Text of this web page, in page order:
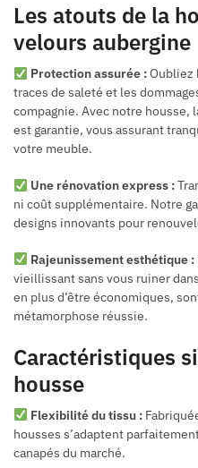
Les atouts de la
velours aubergine
Protection assurée :Oubliez
traces de saleté et les
compagnie. Avec notre housse,
est garantie, vous assurant
votre meuble.
Une rénovation express :
ni coût supplémentaire. Notre
designs innovants pour
Rajeunissement esthétique :
vieillissant sans vous ruiner
en plus d’être économiques,
métamorphose réussie.
Caractéristiques
housse
Flexibilité du tissu :
housses s’adaptent
canapés du marché.